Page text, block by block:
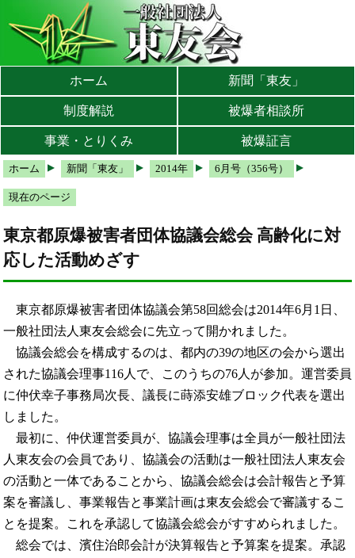
メインメニューへ
サブメニューへ
現在地ナビ（パンくずリスト）へ
ホーム 新聞「東友」
制度解説 被爆者相談所
事業・とりくみ 被爆証言
ホーム 新聞「東友」 2014年 6月号（356号）
現在のページ
東京都原爆被害者団体協議会総会 高齢化に対
応した活動めざす
東京都原爆被害者団体協議会第58回総会は2014年6月1日、
一般社団法人東友会総会に先立って開かれました。
協議会総会を構成するのは、都内の39の地区の会から選出
された協議会理事116人で、このうちの76人が参加。運営委員
に仲伏幸子事務局次長、議長に蒔添安雄ブロック代表を選出
しました。
最初に、仲伏運営委員が、協議会理事は全員が一般社団法
人東友会の会員であり、協議会の活動は一般社団法人東友会
の活動と一体であることから、協議会総会は会計報告と予算
案を審議し、事業報告と事業計画は東友会総会で審議するこ
とを提案。これを承認して協議会総会がすすめられました。
総会では、濱住治郎会計が決算報告と予算案を提案。承認